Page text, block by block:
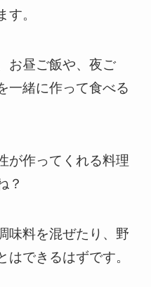
す。
お昼ご飯や、夜ご
一緒に作って食べる
が作ってくれる料理
？
味料を混ぜたり、野
はできるはずです。